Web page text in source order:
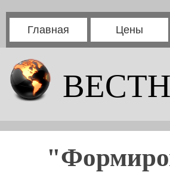
Главная Цены